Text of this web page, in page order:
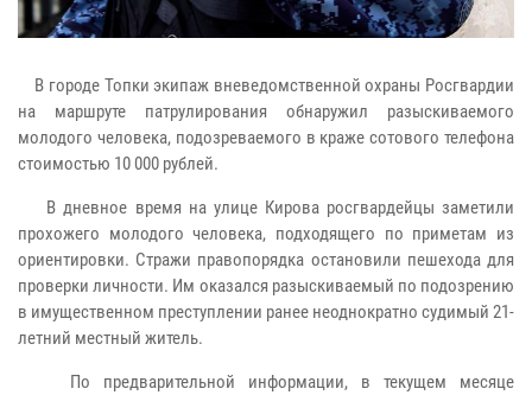
В городе Топки экипаж вневедомственной охраны Росгвардии
на маршруте патрулирования обнаружил разыскиваемого
молодого человека, подозреваемого в краже сотового телефона
стоимостью 10 000 рублей.
В дневное время на улице Кирова росгвардейцы заметили
прохожего молодого человека, подходящего по приметам из
ориентировки. Стражи правопорядка остановили пешехода для
проверки личности. Им оказался разыскиваемый по подозрению
в имущественном преступлении ранее неоднократно судимый 21-
летний местный житель.
По предварительной информации, в текущем месяце